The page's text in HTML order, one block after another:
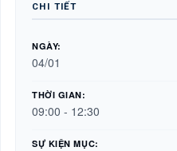
CHI TIẾT
NGÀY:
04/01
THỜI GIAN:
09:00 - 12:30
SỰ KIỆN MỤC: